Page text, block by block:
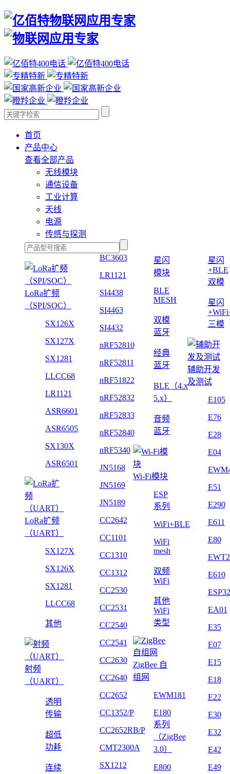
首页
产品中心
查看全部产品
无线模块
通信设备
工业计算
天线
电源
传感与探测
LoRa扩频
（SPI/SOC）
SX126X
SX127X
SX1281
LLCC68
LR1121
ASR6601
ASR6505
SX130X
ASR6501
LoRa扩频
（UART）
SX127X
SX126X
SX1281
LLCC68
其他
射频
（UART）
透明
传输
超低
功耗
连续
BC3603
LR1121
SI4438
SI4463
SI4432
nRF52810
nRF52811
nRF51822
nRF52832
nRF52833
nRF52840
nRF5340
JN5168
JN5169
JN5189
CC2642
CC1101
CC1310
CC1312
CC2530
CC2531
CC2540
CC2541
CC2630
CC2640
CC2652
CC1352/P
CC2652RB/P
CMT2300A
SX1212
星闪
模块
BLE
MESH
双模
蓝牙
经典
蓝牙
BLE（4.x
5.x）
音频
蓝牙
Wi-Fi模块
ESP
系列
WiFi+BLE
WiFi
mesh
双频
WiFi
其他
WiFi
类型
ZigBee 自
组网
EWM181
E180
系列
（ZigBee
3.0）
E800
星闪
+BLE
双模
星闪
三模
辅助开发
及测试
E105
E76
E28
E04
E51
E290
E611
E80
E610
ESP32
EA01
E35
E07
E15
E18
E22
E30
E32
E42
E49